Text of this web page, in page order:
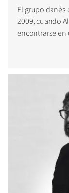
El grupo danés
2009, cuando
encontrarse en